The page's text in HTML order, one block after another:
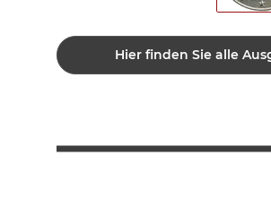
Hier finden Sie alle